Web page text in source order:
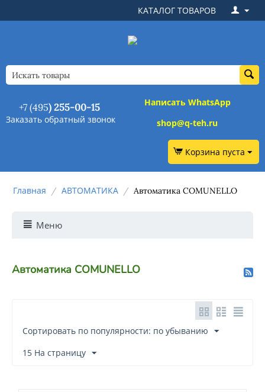
КАТАЛОГ ТОВАРОВ
+7 (495) 255-00-15
Заказать обратный звонок
Написать WhatsApp
shop@q-teh.ru
Корзина пуста
Главная / АВТОМАТИКА / Автоматика COMUNELLO
Меню
Автоматика COMUNELLO
Сортировать по популярности: по убыванию
15 На страницу